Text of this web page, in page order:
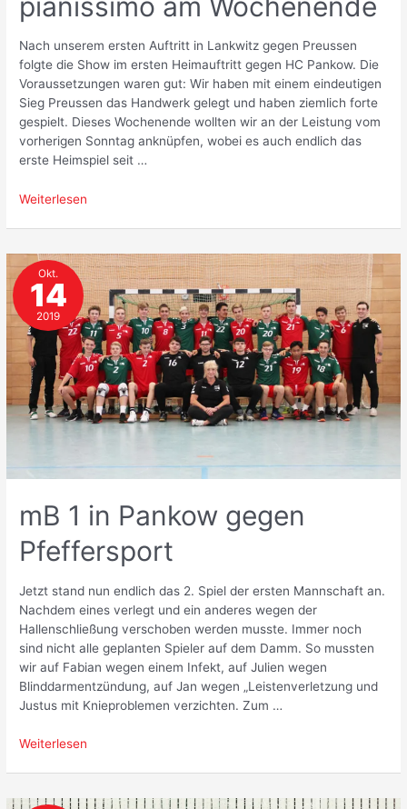
Nach unserem ersten Auftritt in Lankwitz gegen Preussen
folgte die Show im ersten Heimauftritt gegen HC Pankow. Die
Voraussetzungen waren gut: Wir haben mit einem eindeutigen
Sieg Preussen das Handwerk gelegt und haben ziemlich forte
gespielt. Dieses Wochenende wollten wir an der Leistung vom
vorherigen Sonntag anknüpfen, wobei es auch endlich das
erste Heimspiel seit …
Jagdhörner
am
Wochenende
Weiterlesen
Okt.
14
2019
mB 1 in Pankow gegen
Pfeffersport
Jetzt stand nun endlich das 2. Spiel der ersten Mannschaft an.
Nachdem eines verlegt und ein anderes wegen der
Hallenschließung verschoben werden musste. Immer noch
sind nicht alle geplanten Spieler auf dem Damm. So mussten
wir auf Fabian wegen einem Infekt, auf Julien wegen
Blinddarmentzündung, auf Jan wegen „Leistenverletzung und
Justus mit Knieproblemen verzichten. Zum …
mB
Pankow
Weiterlesen